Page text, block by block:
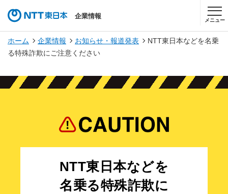
企業情報
メニュー
ホーム 企業情報 お知らせ・報道発表
NTT東日本などを名乗
る特殊詐欺にご注意ください
NTT東日本などを
名乗る特殊詐欺に